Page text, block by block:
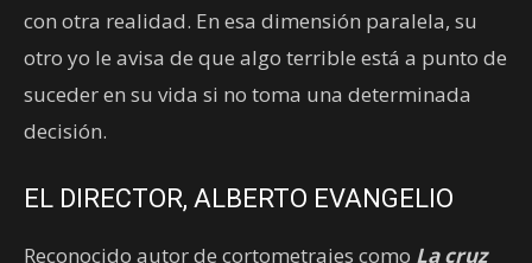
con otra realidad. En esa dimensión paralela, su
otro yo le avisa de que algo terrible está a punto de
suceder en su vida si no toma una determinada
decisión.
EL DIRECTOR, ALBERTO EVANGELIO
Reconocido autor de cortometrajes como La cruz